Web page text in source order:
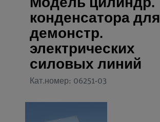
конденсатора для
демонстр.
электрических
силовых линий
Кат.номер: 06251-03